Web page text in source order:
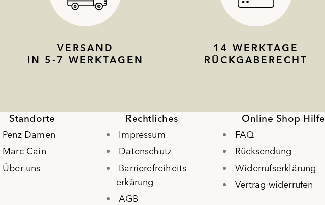
VERSAND
IN 5-7 WERKTAGEN
14 WERKTAGE
RÜCKGABERECHT
Standorte
Penz Damen
Marc Cain
Über uns
Rechtliches
Impressum
Datenschutz
Barrierefreiheits-
erkärung
AGB
Online Shop Hilfe
FAQ
Rücksendung
Widerrufserklärung
Vertrag widerrufen